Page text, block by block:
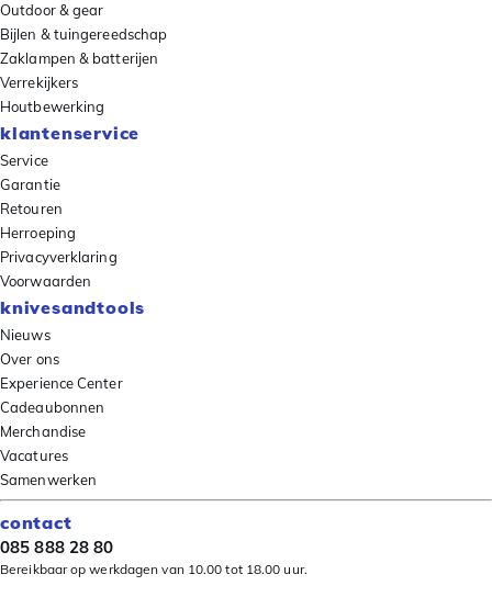
Outdoor & gear
Bijlen & tuingereedschap
Zaklampen & batterijen
Verrekijkers
Houtbewerking
klantenservice
Service
Garantie
Retouren
Herroeping
Privacyverklaring
Voorwaarden
knivesandtools
Nieuws
Over ons
Experience Center
Cadeaubonnen
Merchandise
Vacatures
Samenwerken
contact
085 888 28 80
Bereikbaar op werkdagen van 10.00 tot 18.00 uur.